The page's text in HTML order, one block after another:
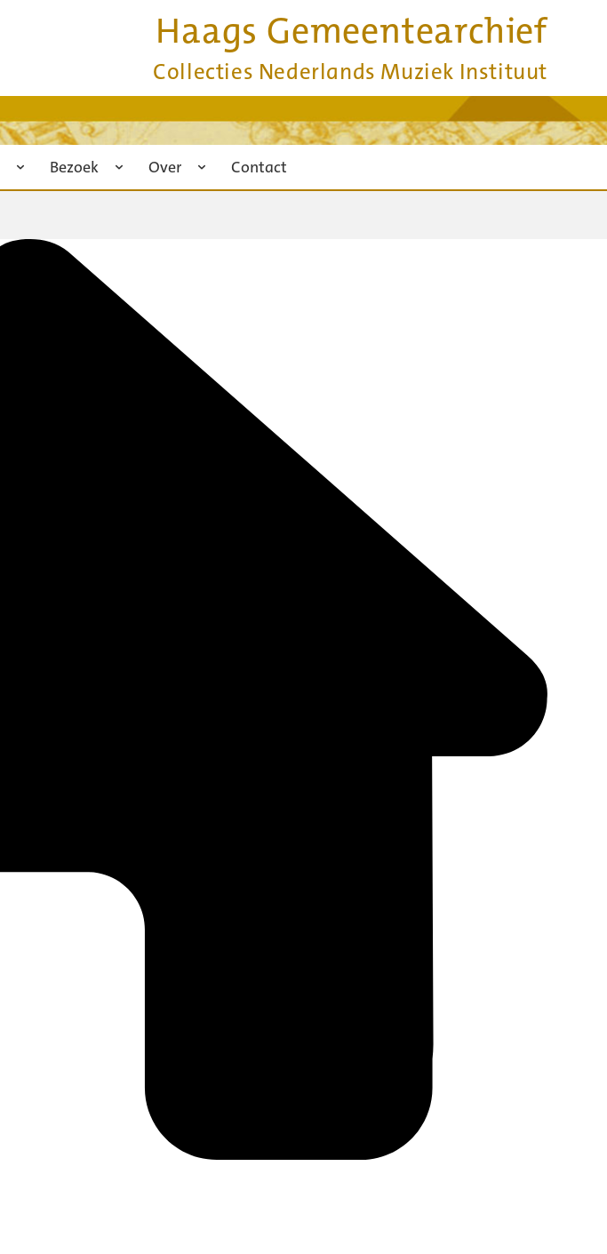
Haags Gemeentearchief
Collecties Nederlands Muziek Instituut
Bezoek Over Contact